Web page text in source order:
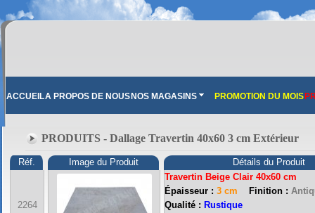
ACCUEILA PROPOS DE NOUS NOS MAGASINS PROMOTION DU MOIS
PRODUITS - Dallage Travertin 40x60 3 cm Extérieur
Réf. Image du Produit Détails du Produit
2264
Travertin Beige Clair 40x60 cm
Épaisseur : 3 cm Finition :
Qualité : Rustique